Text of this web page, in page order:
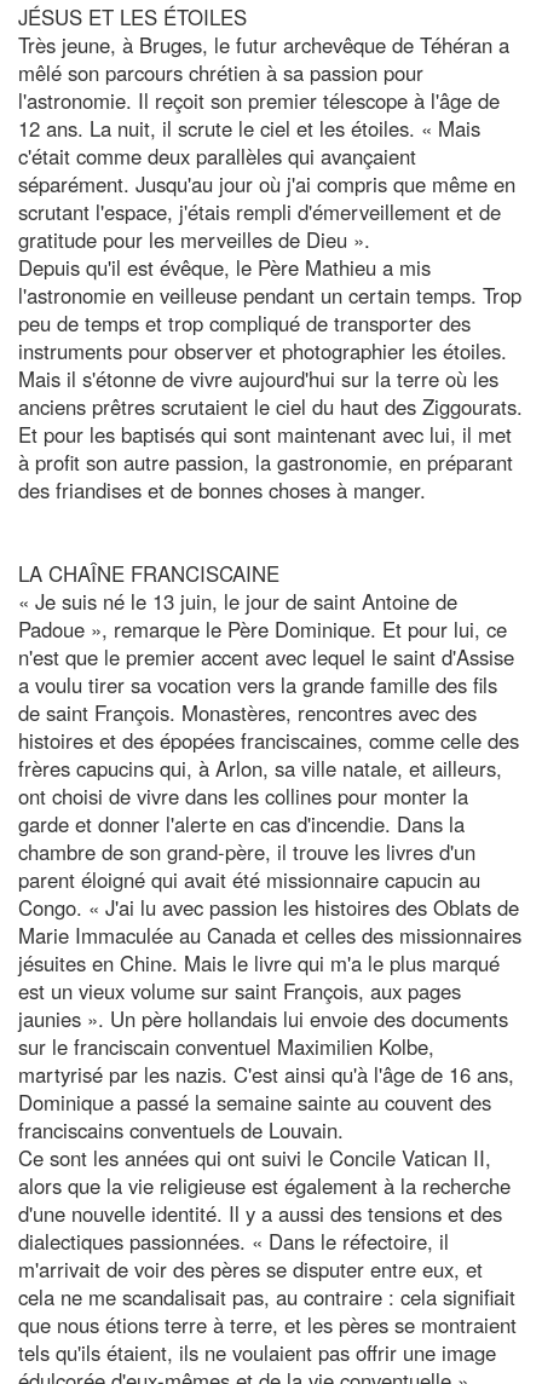
JÉSUS ET LES ÉTOILES
Très jeune, à Bruges, le futur archevêque de Téhéran a
mêlé son parcours chrétien à sa passion pour
l'astronomie. Il reçoit son premier télescope à l'âge de
12 ans. La nuit, il scrute le ciel et les étoiles. « Mais
c'était comme deux parallèles qui avançaient
séparément. Jusqu'au jour où j'ai compris que même en
scrutant l'espace, j'étais rempli d'émerveillement et de
gratitude pour les merveilles de Dieu ».
Depuis qu'il est évêque, le Père Mathieu a mis
l'astronomie en veilleuse pendant un certain temps. Trop
peu de temps et trop compliqué de transporter des
instruments pour observer et photographier les étoiles.
Mais il s'étonne de vivre aujourd'hui sur la terre où les
anciens prêtres scrutaient le ciel du haut des Ziggourats.
Et pour les baptisés qui sont maintenant avec lui, il met
à profit son autre passion, la gastronomie, en préparant
des friandises et de bonnes choses à manger.
LA CHAÎNE FRANCISCAINE
« Je suis né le 13 juin, le jour de saint Antoine de
Padoue », remarque le Père Dominique. Et pour lui, ce
n'est que le premier accent avec lequel le saint d'Assise
a voulu tirer sa vocation vers la grande famille des fils
de saint François. Monastères, rencontres avec des
histoires et des épopées franciscaines, comme celle des
frères capucins qui, à Arlon, sa ville natale, et ailleurs,
ont choisi de vivre dans les collines pour monter la
garde et donner l'alerte en cas d'incendie. Dans la
chambre de son grand-père, il trouve les livres d'un
parent éloigné qui avait été missionnaire capucin au
Congo. « J'ai lu avec passion les histoires des Oblats de
Marie Immaculée au Canada et celles des missionnaires
jésuites en Chine. Mais le livre qui m'a le plus marqué
est un vieux volume sur saint François, aux pages
jaunies ». Un père hollandais lui envoie des documents
sur le franciscain conventuel Maximilien Kolbe,
martyrisé par les nazis. C'est ainsi qu'à l'âge de 16 ans,
Dominique a passé la semaine sainte au couvent des
franciscains conventuels de Louvain.
Ce sont les années qui ont suivi le Concile Vatican II,
alors que la vie religieuse est également à la recherche
d'une nouvelle identité. Il y a aussi des tensions et des
dialectiques passionnées. « Dans le réfectoire, il
m'arrivait de voir des pères se disputer entre eux, et
cela ne me scandalisait pas, au contraire : cela signifiait
que nous étions terre à terre, et les pères se montraient
tels qu'ils étaient, ils ne voulaient pas offrir une image